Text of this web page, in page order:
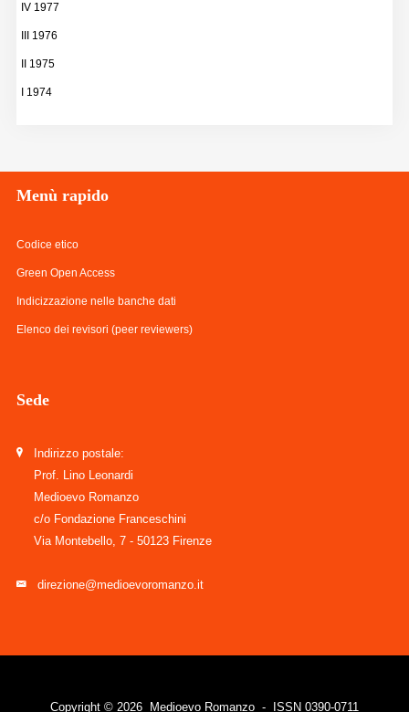
IV 1977
III 1976
II 1975
I 1974
Menù rapido
Codice etico
Green Open Access
Indicizzazione nelle banche dati
Elenco dei revisori (peer reviewers)
Sede
Indirizzo postale:
Prof. Lino Leonardi
Medioevo Romanzo
c/o Fondazione Franceschini
Via Montebello, 7 - 50123 Firenze
direzione@medioevoromanzo.it
Copyright © 2026 Medioevo Romanzo - ISSN 0390-0711